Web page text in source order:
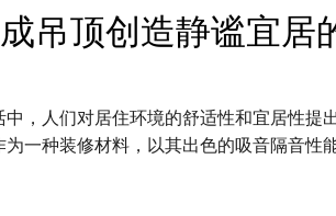
吊顶创造静谧宜居
中，人们对居住环境的舒适性和宜居性提
为一种装修材料，以其出色的吸音隔音性